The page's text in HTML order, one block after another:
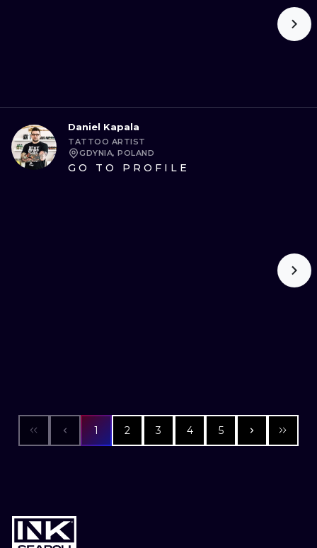
Daniel Kapala
TATTOO ARTIST
GDYNIA, POLAND
GO TO PROFILE
1 2 3 4 5